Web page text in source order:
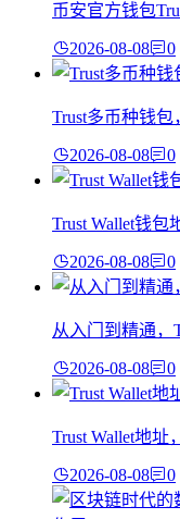
币安官方钱包
2026-08-08 0
Trust多币种钱
2026-08-08 0
Trust Wallet钱
2026-08-08 0
从入门到精通，
2026-08-08 0
Trust Wallet地
2026-08-08 0